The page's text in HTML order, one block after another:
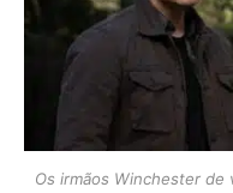
Os irmãos Winchester